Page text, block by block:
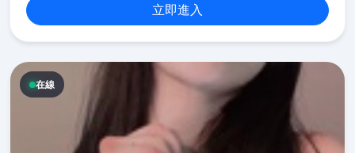
立即進入
在線